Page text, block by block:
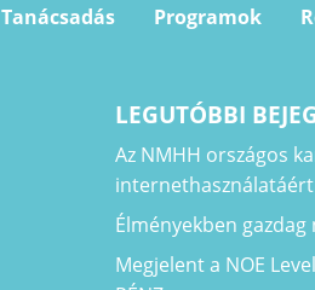
Tanácsadás Programok
LEGUTÓBBI
Az NMHH országos
internethasználatáért
Élményekben gazdag
Megjelent a NOE